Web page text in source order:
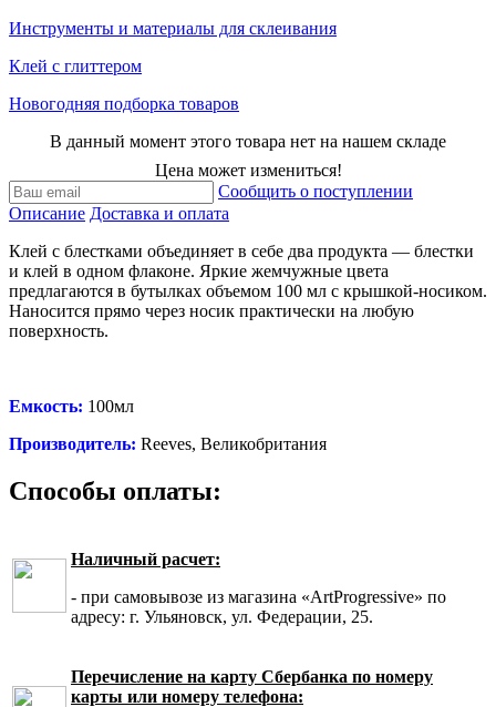
Инструменты и материалы для склеивания
Клей с глиттером
Новогодняя подборка товаров
В данный момент этого товара нет на нашем складе
Цена может измениться!
Сообщить о поступлении
Описание Доставка и оплата
Клей с блестками объединяет в себе два продукта — блестки
и клей в одном флаконе. Яркие жемчужные цвета
предлагаются в бутылках объемом 100 мл с крышкой-носиком.
Наносится прямо через носик практически на любую
поверхность.
Емкость: 100мл
Производитель: Reeves, Великобритания
Способы оплаты:
Наличный расчет:
- при самовывозе из магазина «ArtProgressive» по
адресу: г. Ульяновск, ул. Федерации, 25.
Перечисление на карту Сбербанка по номеру
карты или номеру телефона: